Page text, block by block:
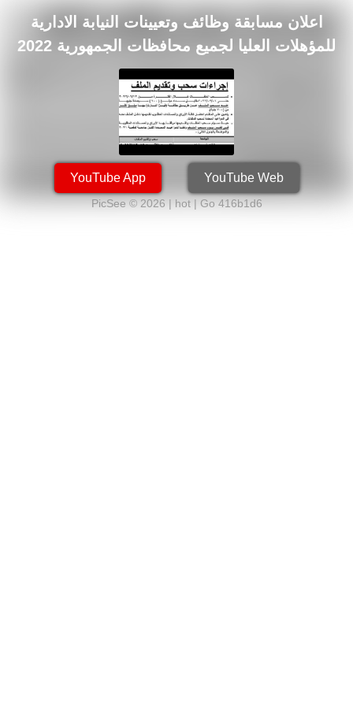
اعلان مسابقة وظائف وتعيينات النيابة الادارية
للمؤهلات العليا لجميع محافظات الجمهورية 2022
YouTube App YouTube Web
PicSee © 2026 | hot | Go 416b1d6